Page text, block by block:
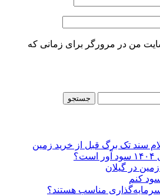
من در مرورگر برای زمانی که
سند تک برگ قبل از خرید زمین
در گیلان
کنم
مناسب هستند؟